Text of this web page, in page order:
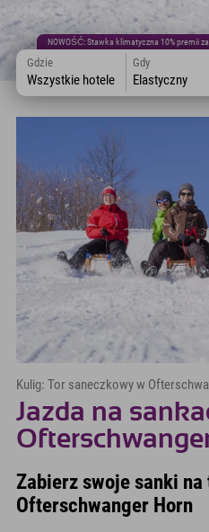
NOWOŚĆ: Stawka klimatyczna 10% premii
Gdzie
Wszystkie hotele
Gdy
Elastyczny
Kulig: Tor saneczkowy w
Jazda na
Zabierz swoje sanki
Ofterschwanger Horn